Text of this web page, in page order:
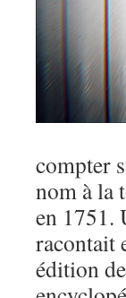
compter
nom à la
en 1751.
racontait
édition